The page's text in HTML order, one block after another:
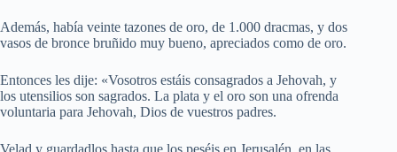
Además, había veinte tazones de oro, de 1.000 dracmas, y dos
vasos de bronce bruñido muy bueno, apreciados como de oro.
Entonces les dije: «Vosotros estáis consagrados a Jehovah, y
los utensilios son sagrados. La plata y el oro son una ofrenda
voluntaria para Jehovah, Dios de vuestros padres.
Velad y guardadlos hasta que los peséis en Jerusalén, en las